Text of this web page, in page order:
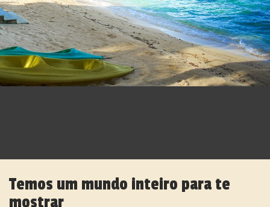
Temos um mundo inteiro para te
mostrar